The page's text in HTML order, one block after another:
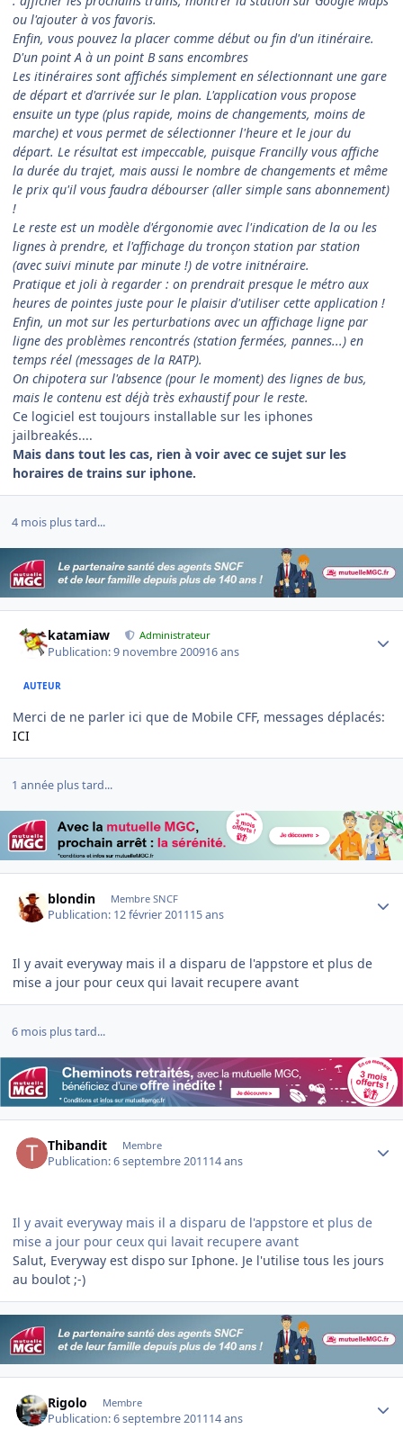
ou l'ajouter à vos favoris.
Enfin, vous pouvez la placer comme début ou fin d'un itinéraire.
D'un point A à un point B sans encombres
Les itinéraires sont affichés simplement en sélectionnant une gare
de départ et d'arrivée sur le plan. L'application vous propose
ensuite un type (plus rapide, moins de changements, moins de
marche) et vous permet de sélectionner l'heure et le jour du
départ. Le résultat est impeccable, puisque Francilly vous affiche
la durée du trajet, mais aussi le nombre de changements et même
le prix qu'il vous faudra débourser (aller simple sans abonnement)
!
Le reste est un modèle d'érgonomie avec l'indication de la ou les
lignes à prendre, et l'affichage du tronçon station par station
(avec suivi minute par minute !) de votre initnéraire.
Pratique et joli à regarder : on prendrait presque le métro aux
heures de pointes juste pour le plaisir d'utiliser cette application !
Enfin, un mot sur les perturbations avec un affichage ligne par
ligne des problèmes rencontrés (station fermées, pannes...) en
temps réel (messages de la RATP).
On chipotera sur l'absence (pour le moment) des lignes de bus,
mais le contenu est déjà très exhaustif pour le reste.
Ce logiciel est toujours installable sur les iphones
jailbreakés....
Mais dans tout les cas, rien à voir avec ce sujet sur les
horaires de trains sur iphone.
4 mois plus tard...
katamiaw Administrateur
Publication:9 novembre 200916 ans
AUTEUR
Merci de ne parler ici que de Mobile CFF, messages déplacés:
ICI
1 année plus tard...
blondin Membre SNCF
Publication: 12 février 201115 ans
Il y avait everyway mais il a disparu de l'appstore et plus de
mise a jour pour ceux qui lavait recupere avant
6 mois plus tard...
Thibandit Membre
Publication:6 septembre 201114 ans
Il y avait everyway mais il a disparu de l'appstore et plus de
mise a jour pour ceux qui lavait recupere avant
Salut, Everyway est dispo sur Iphone. Je l'utilise tous les jours
au boulot ;-)
Rigolo Membre
Publication:6 septembre 201114 ans